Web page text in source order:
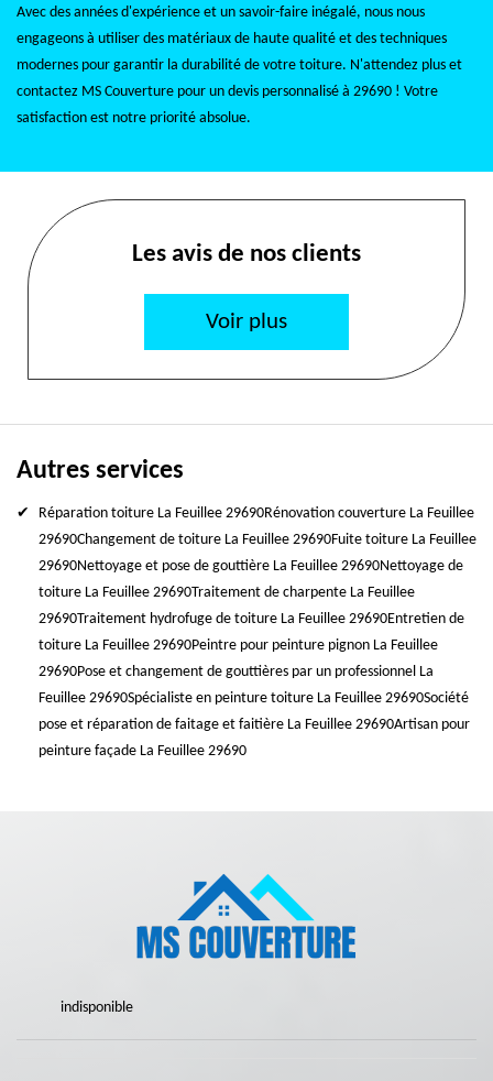
Avec des années d'expérience et un savoir-faire inégalé, nous nous
engageons à utiliser des matériaux de haute qualité et des techniques
modernes pour garantir la durabilité de votre toiture. N'attendez plus et
contactez MS Couverture pour un devis personnalisé à 29690 ! Votre
satisfaction est notre priorité absolue.
Les avis de nos clients
Voir plus
Autres services
Réparation toiture La Feuillee 29690Rénovation couverture La Feuillee
29690Changement de toiture La Feuillee 29690Fuite toiture La Feuillee
29690Nettoyage et pose de gouttière La Feuillee 29690Nettoyage de
toiture La Feuillee 29690Traitement de charpente La Feuillee
29690Traitement hydrofuge de toiture La Feuillee 29690Entretien de
toiture La Feuillee 29690Peintre pour peinture pignon La Feuillee
29690Pose et changement de gouttières par un professionnel La
Feuillee 29690Spécialiste en peinture toiture La Feuillee 29690Société
pose et réparation de faitage et faitière La Feuillee 29690Artisan pour
peinture façade La Feuillee 29690
indisponible